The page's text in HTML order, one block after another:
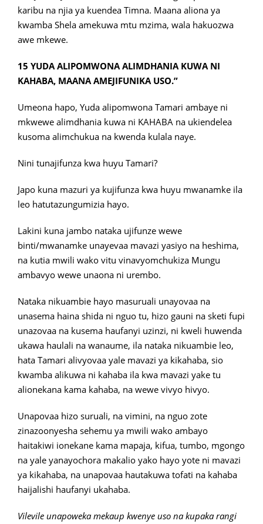
karibu na njia ya kuendea Timna. Maana aliona ya
kwamba Shela amekuwa mtu mzima, wala hakuozwa
awe mkewe.
15 YUDA ALIPOMWONA ALIMDHANIA KUWA NI
KAHABA, MAANA AMEJIFUNIKA USO.”
Umeona hapo, Yuda alipomwona Tamari ambaye ni
mkwewe alimdhania kuwa ni KAHABA na ukiendelea
kusoma alimchukua na kwenda kulala naye.
Nini tunajifunza kwa huyu Tamari?
Japo kuna mazuri ya kujifunza kwa huyu mwanamke ila
leo hatutazungumizia hayo.
Lakini kuna jambo nataka ujifunze wewe
binti/mwanamke unayevaa mavazi yasiyo na heshima,
na kutia mwili wako vitu vinavyomchukiza Mungu
ambavyo wewe unaona ni urembo.
Nataka nikuambie hayo masuruali unayovaa na
unasema haina shida ni nguo tu, hizo gauni na sketi fupi
unazovaa na kusema haufanyi uzinzi, ni kweli huwenda
ukawa haulali na wanaume, ila nataka nikuambie leo,
hata Tamari alivyovaa yale mavazi ya kikahaba, sio
kwamba alikuwa ni kahaba ila kwa mavazi yake tu
alionekana kama kahaba, na wewe vivyo hivyo.
Unapovaa hizo suruali, na vimini, na nguo zote
zinazoonyesha sehemu ya mwili wako ambayo
haitakiwi ionekane kama mapaja, kifua, tumbo, mgongo
na yale yanayochora makalio yako hayo yote ni mavazi
ya kikahaba, na unapovaa hautakuwa tofati na kahaba
haijalishi haufanyi ukahaba.
Vilevile unapoweka mekaup kwenye uso na kupaka rangi